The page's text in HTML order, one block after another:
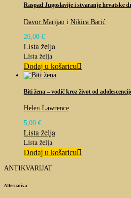
Raspad Jugoslavije i stvaranje hrvatske
Davor Marijan i Nikica Barić
20,00 €
Lista želja
Lista želja
Dodaj u košaricu
Biti žena – vodič kroz život od
Helen Lawrence
5,00 €
Lista želja
Lista želja
Dodaj u košaricu
ANTIKVARIJAT
Alternativa